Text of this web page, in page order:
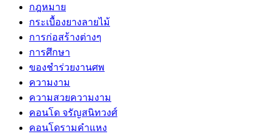
กฎหมาย
กระเบื้องยางลายไม้
การก่อสร้างต่างๆ
การศึกษา
ของชำร่วยงานศพ
ความงาม
ความสวยความงาม
คอนโด จรัญสนิทวงศ์
คอนโดรามคำแหง